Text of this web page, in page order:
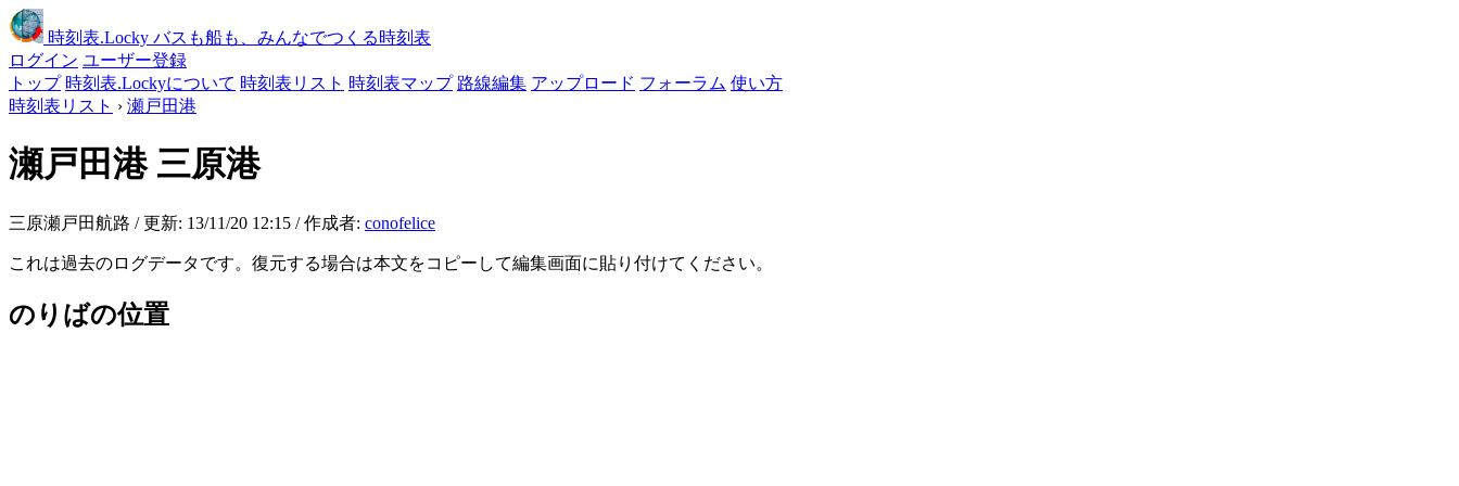
時刻表.Locky バスも船も、みんなでつくる時刻表
ログイン ユーザー登録
トップ 時刻表.Lockyについて 時刻表リスト 時刻表マップ 路線編集 アップロード フォーラム 使い方
時刻表リスト › 瀬戸田港
瀬戸田港 三原港
三原瀬戸田航路 / 更新: 13/11/20 12:15 / 作成者: conofelice
これは過去のログデータです。復元する場合は本文をコピーして編集画面に貼り付けてください。
のりばの位置